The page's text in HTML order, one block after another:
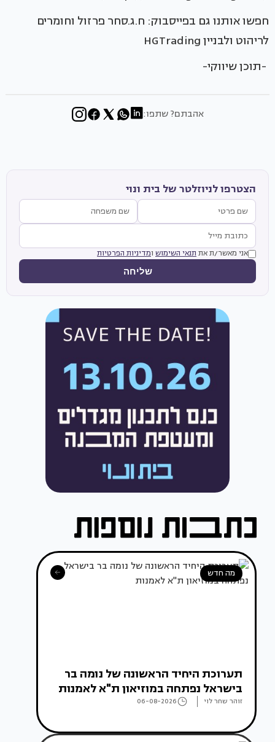
חפשו אותנו גם בפייסבוק: ח.ג.סחר פרזול וחומרים
לריהוט ולבניין HGTrading
-תוכן שיווקי-
אהבתם? שתפו:
הצטרפו לניוזלטר של בית ונוי
אני מאשר/ת את תנאי השימוש ומדיניות הפרטיות
שליחה
מה חדש
תערוכת היחיד הראשונה של נומה בר
בישראל נפתחה במוזיאון ת"א לאמנות
זוהר שחר לוי 06-08-2026